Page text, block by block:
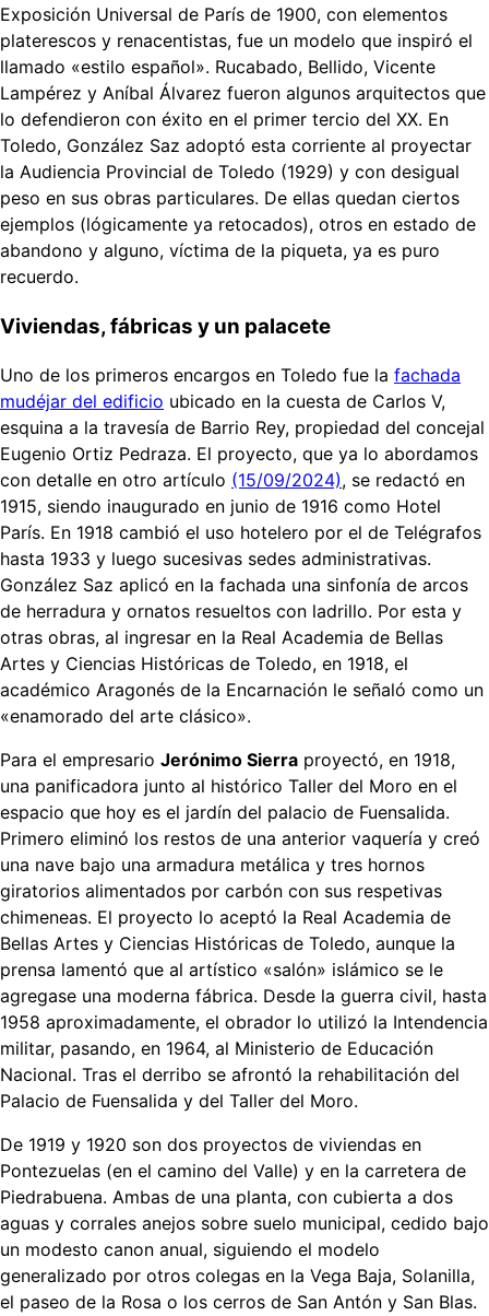
Exposición Universal de París de 1900, con elementos
platerescos y renacentistas, fue un modelo que inspiró el
llamado «estilo español». Rucabado, Bellido, Vicente
Lampérez y Aníbal Álvarez fueron algunos arquitectos que
lo defendieron con éxito en el primer tercio del XX. En
Toledo, González Saz adoptó esta corriente al proyectar
la Audiencia Provincial de Toledo (1929) y con desigual
peso en sus obras particulares. De ellas quedan ciertos
ejemplos (lógicamente ya retocados), otros en estado de
abandono y alguno, víctima de la piqueta, ya es puro
recuerdo.
Viviendas, fábricas y un palacete
Uno de los primeros encargos en Toledo fue la fachada
mudéjar del edificio ubicado en la cuesta de Carlos V,
esquina a la travesía de Barrio Rey, propiedad del concejal
Eugenio Ortiz Pedraza. El proyecto, que ya lo abordamos
con detalle en otro artículo (15/09/2024), se redactó en
1915, siendo inaugurado en junio de 1916 como Hotel
París. En 1918 cambió el uso hotelero por el de Telégrafos
hasta 1933 y luego sucesivas sedes administrativas.
González Saz aplicó en la fachada una sinfonía de arcos
de herradura y ornatos resueltos con ladrillo. Por esta y
otras obras, al ingresar en la Real Academia de Bellas
Artes y Ciencias Históricas de Toledo, en 1918, el
académico Aragonés de la Encarnación le señaló como un
«enamorado del arte clásico».
Para el empresario Jerónimo Sierra proyectó, en 1918,
una panificadora junto al histórico Taller del Moro en el
espacio que hoy es el jardín del palacio de Fuensalida.
Primero eliminó los restos de una anterior vaquería y creó
una nave bajo una armadura metálica y tres hornos
giratorios alimentados por carbón con sus respetivas
chimeneas. El proyecto lo aceptó la Real Academia de
Bellas Artes y Ciencias Históricas de Toledo, aunque la
prensa lamentó que al artístico «salón» islámico se le
agregase una moderna fábrica. Desde la guerra civil, hasta
1958 aproximadamente, el obrador lo utilizó la Intendencia
militar, pasando, en 1964, al Ministerio de Educación
Nacional. Tras el derribo se afrontó la rehabilitación del
Palacio de Fuensalida y del Taller del Moro.
De 1919 y 1920 son dos proyectos de viviendas en
Pontezuelas (en el camino del Valle) y en la carretera de
Piedrabuena. Ambas de una planta, con cubierta a dos
aguas y corrales anejos sobre suelo municipal, cedido bajo
un modesto canon anual, siguiendo el modelo
generalizado por otros colegas en la Vega Baja, Solanilla,
el paseo de la Rosa o los cerros de San Antón y San Blas.